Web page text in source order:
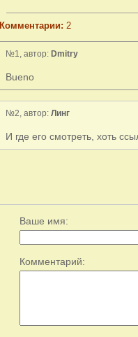
Комментарии: 2
№1, автор: Dmitry
Bueno
№2, автор: Линг
И где его смотреть, хоть
Ваше имя:
Комментарий: